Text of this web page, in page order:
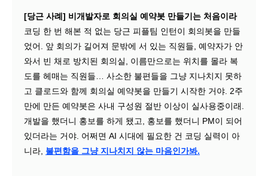
[당근 사례] 비개발자로 회의실 예약봇 만들기는 처음이라
코딩 한 번 해본 적 없는 당근 피플팀 인턴이 회의봇을 만들
었어. 앞 회의가 길어져 문밖에 서 있는 직원들, 예약자가 안
와서 빈 채로 방치된 회의실, 이름만으로는 위치를 몰라 복
도를 헤매는 직원들… 사소한 불편들을 그냥 지나치지 못하
고 클로드와 함께 회의실 예약봇을 만들기 시작한 거야. 2주
만에 만든 예약봇은 사내 구성원 절반 이상이 실사용중이래.
개발을 했더니 홍보를 하게 됐고, 홍보를 했더니 PM이 되어
있더라는 거야. 어쩌면 AI 시대에 필요한 건 코딩 실력이 아
니라, 불편함을 그냥 지나치지 않는 마음인가봐.